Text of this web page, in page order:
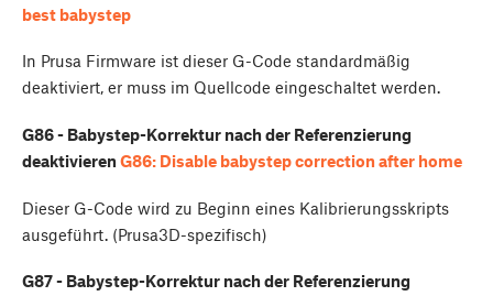
best babystep
In Prusa Firmware ist dieser G-Code standardmäßig
deaktiviert, er muss im Quellcode eingeschaltet werden.
G86 - Babystep-Korrektur nach der Referenzierung
deaktivierenG86: Disable babystep correction after home
Dieser G-Code wird zu Beginn eines Kalibrierungsskripts
ausgeführt. (Prusa3D-spezifisch)
G87 - Babystep-Korrektur nach der Referenzierung